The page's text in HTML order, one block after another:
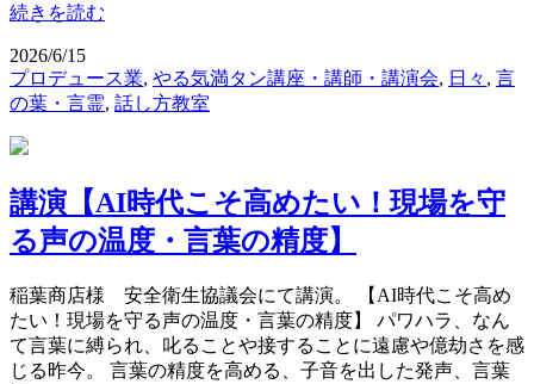
続きを読む
2026/6/15
プロデュース業, やる気満タン講座・講師・講演会, 日々 , 言
の葉・言霊, 話し方教室
講演【AI時代こそ高めたい！現場を守
る声の温度・言葉の精度】
稲葉商店様 安全衛生協議会にて講演。 【AI時代こそ高め
たい！現場を守る声の温度・言葉の精度】 パワハラ、なん
て言葉に縛られ、叱ることや接することに遠慮や億劫さを感
じる昨今。 言葉の精度を高める、子音を出した発声、言葉